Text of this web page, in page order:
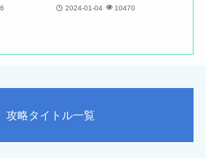
2024-01-04 10470
攻略タイトル一覧